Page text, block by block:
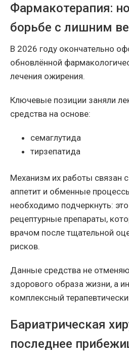
Фармакотерапия:
борьбе с лишним
В 2026 году окончательно
обновлённой
лечения ожирения.
Ключевые позиции заняли
средства на основе:
семаглутида
тирзепатида
Механизм их работы связан
аппетит и обменные
необходимо подчеркнуть:
рецептурные препараты,
врачом после тщательной
рисков.
Данные средства не
здорового образа жизни, а
комплексный
Бариатрическая
последнее